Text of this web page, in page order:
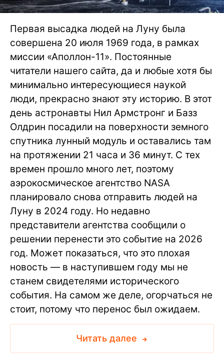
Первая высадка людей на Луну была
совершена 20 июля 1969 года, в рамках
миссии «Аполлон-11». Постоянные
читатели нашего сайта, да и любые хотя бы
минимально интересующиеся наукой
люди, прекрасно знают эту историю. В этот
день астронавты Нил Армстронг и Базз
Олдрин посадили на поверхности земного
спутника лунный модуль и оставались там
на протяжении 21 часа и 36 минут. С тех
времен прошло много лет, поэтому
аэрокосмическое агентство NASA
планировало снова отправить людей на
Луну в 2024 году. Но недавно
представители агентства сообщили о
решении перенести это событие на 2026
год. Может показаться, что это плохая
новость — в наступившем году мы не
станем свидетелями исторического
события. На самом же деле, огорчаться не
стоит, потому что перенос был ожидаем.
Читать далее